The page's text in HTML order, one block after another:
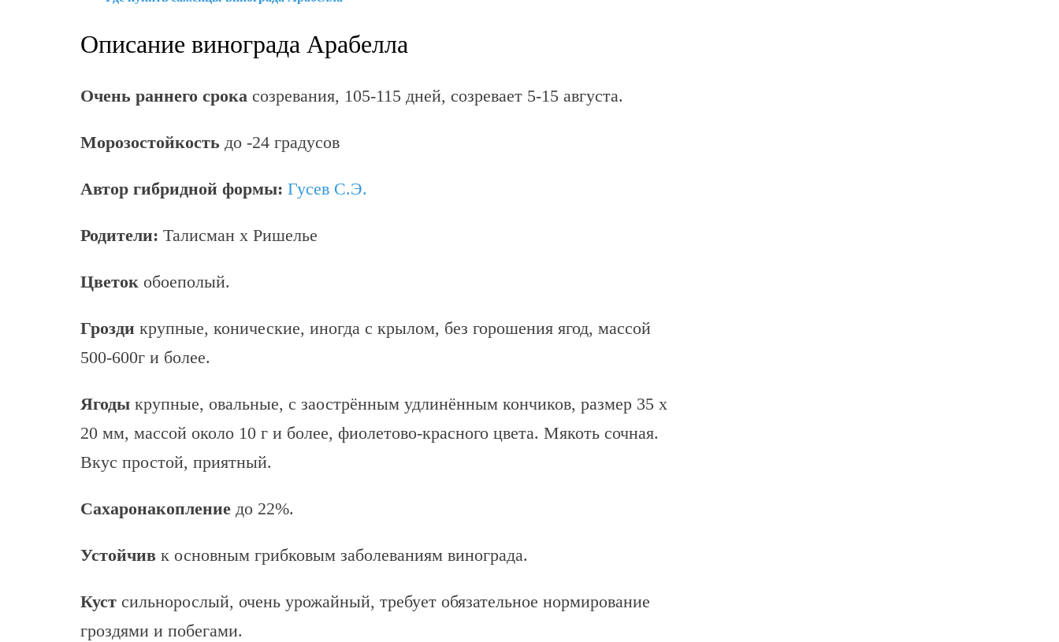
Описание винограда Арабелла
Очень раннего срока созревания, 105-115 дней, созревает 5-15 августа.
Морозостойкость до -24 градусов
Автор гибридной формы: Гусев С.Э.
Родители: Талисман x Ришелье
Цветок обоеполый.
Грозди крупные, конические, иногда с крылом, без горошения ягод, массой
500-600г и более.
Ягоды крупные, овальные, с заострённым удлинённым кончиков, размер 35 х
20 мм, массой около 10 г и более, фиолетово-красного цвета. Мякоть сочная.
Вкус простой, приятный.
Сахаронакопление до 22%.
Устойчив к основным грибковым заболеваниям винограда.
Куст сильнорослый, очень урожайный, требует обязательное нормирование
гроздями и побегами.